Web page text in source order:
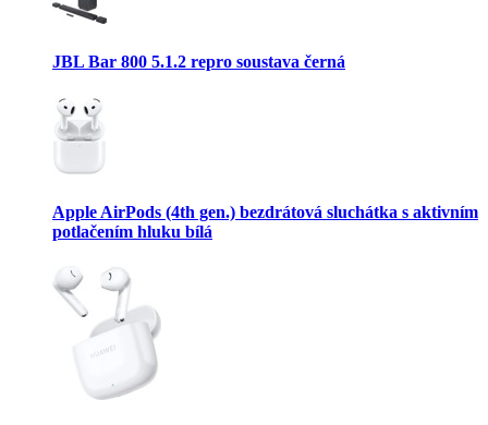
JBL Bar 800 5.1.2 repro soustava černá
Apple AirPods (4th gen.) bezdrátová sluchátka s aktivním
potlačením hluku bílá